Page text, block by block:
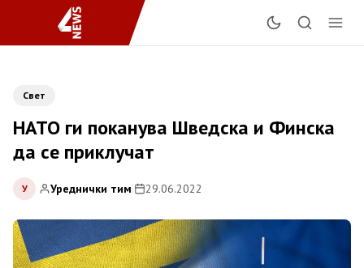
Свет
НАТО ги поканува Шведска и Финска
да се приклучат
У Уреднички тим| 29.06.2022